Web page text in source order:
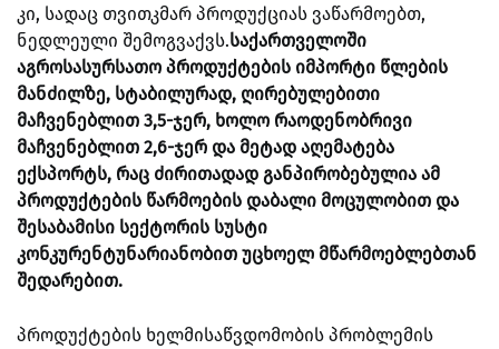
კი, სადაც თვითკმარ პროდუქციას ვაწარმოებთ,
ნედლეული შემოგვაქვს.საქართველოში
აგროსასურსათო პროდუქტების იმპორტი წლების
მანძილზე, სტაბილურად, ღირებულებითი
მაჩვენებლით 3,5-ჯერ, ხოლო რაოდენობრივი
მაჩვენებლით 2,6-ჯერ და მეტად აღემატება
ექსპორტს, რაც ძირითადად განპირობებულია ამ
პროდუქტების წარმოების დაბალი მოცულობით და
შესაბამისი სექტორის სუსტი
კონკურენტუნარიანობით უცხოელ მწარმოებლებთან
შედარებით.
პროდუქტების ხელმისაწვდომობის პრობლემის